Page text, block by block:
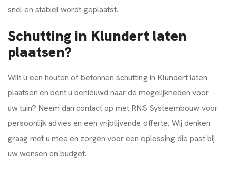
snel en stabiel wordt geplaatst.
Schutting in Klundert laten
plaatsen?
Wilt u een houten of betonnen schutting in Klundert laten
plaatsen en bent u benieuwd naar de mogelijkheden voor
uw tuin? Neem dan contact op met RNS Systeembouw voor
persoonlijk advies en een vrijblijvende offerte. Wij denken
graag met u mee en zorgen voor een oplossing die past bij
uw wensen en budget.